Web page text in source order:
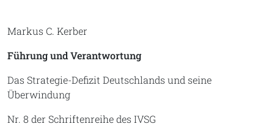
Markus C. Kerber
Führung und Verantwortung
Das Strategie-Defizit Deutschlands und seine
Überwindung
Nr. 8 der Schriftenreihe des IVSG